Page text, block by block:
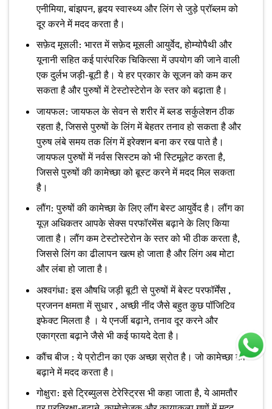
एनीमिया, बांझपन, हृदय स्वास्थ्य और लिंग से जुड़े प्रॉब्लम को
दूर करने में मदद करता है।
सफ़ेद मूसली: भारत में सफ़ेद मूसली आयुर्वेद, होम्योपैथी और
यूनानी सहित कई पारंपरिक चिकित्सा में उपयोग की जाने वाली
एक दुर्लभ जड़ी-बूटी है। ये हर प्रकार के सूजन को कम कर
सकता है और पुरुषों में टेस्टोस्टेरोन के स्तर को बढ़ाता है।
जायफल: जायफल के सेवन से शरीर में ब्लड सर्कुलेशन ठीक
रहता है, जिससे पुरुषों के लिंग में बेहतर तनाव हो सकता है और
पुरुष लंबे समय तक लिंग में इरेक्शन बना कर रख पाते है।
जायफल पुरुषों में नर्वस सिस्टम को भी स्टिमूलेट करता है,
जिससे पुरुषों की कामेच्छा को बूस्ट करने में मदद मिल सकता
है।
लौंग: पुरुषों की कामेच्छा के लिए लौंग बेस्ट आयुर्वेद है। लौंग का
यूज़ अधिकतर आपके सेक्स परफॉरमेंस बढ़ाने के लिए किया
जाता है। लौंग कम टेस्टोस्टेरोन के स्तर को भी ठीक करता है,
जिससे लिंग का ढीलापन खत्म हो जाता है और लिंग अब मोटा
और लंबा हो जाता है।
अश्वगंधा: इस औषधि जड़ी बूटी से पुरुषों में बेस्ट परफॉर्मेंस ,
प्रजनन क्षमता में सुधार , अच्छी नींद जैसे बहुत कुछ पॉजिटिव
इफेक्ट मिलता है । ये एनर्जी बढ़ाने, तनाव दूर करने और
एकाग्रता बढ़ाने जैसे भी कई फायदे देता है।
कौंच बीज : ये प्रोटीन का एक अच्छा स्रोत है। जो कामेच्छा को
बढ़ाने में मदद करता है।
गोक्षुरा: इसे ट्रिब्युलस टेरेस्ट्रिस भी कहा जाता है, ये आमतौर